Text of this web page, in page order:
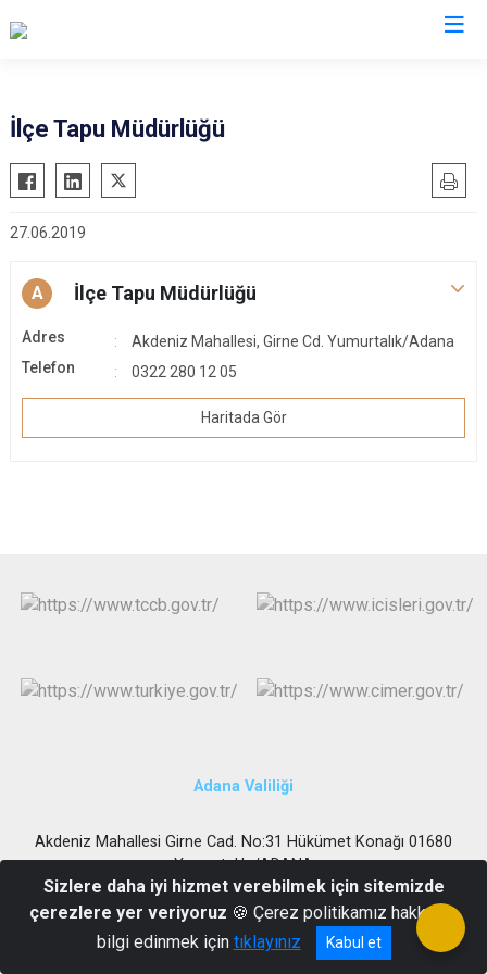
Aladağ
Ceyhan
Feke
Karaisalı
Karataş
Kozan
Yüreğir
Sarıçam
İlçe Tapu Müdürlüğü
27.06.2019
A İlçe Tapu Müdürlüğü
Adres
Akdeniz Mahallesi, Girne Cd. Yumurtalık/Adana
Telefon
0322 280 12 05
Haritada Gör
Adana Valiliği
Akdeniz Mahallesi Girne Cad. No:31 Hükümet Konağı 01680
Yumurtalık /ADANA
0322 671 2046
Sizlere daha iyi hizmet verebilmek için sitemizde
çerezlere yer veriyoruz 🍪 Çerez politikamız hakkında
bilgi edinmek için tıklayınız Kabul et